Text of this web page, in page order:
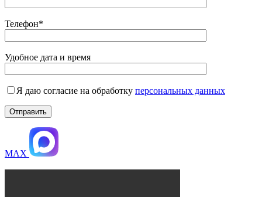
Телефон*
Удобное дата и время
Я даю согласие на обработку персональных данных
MAX